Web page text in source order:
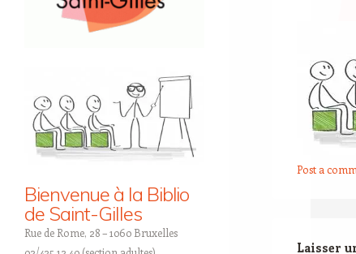
Bienvenue à la Biblio
de Saint-Gilles
Rue de Rome, 28 – 1060 Bruxelles
Post a
Laisser